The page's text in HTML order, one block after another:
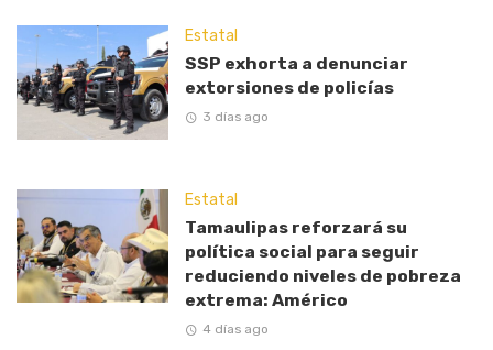
Estatal
SSP exhorta a denunciar
extorsiones de policías
3 días ago
Estatal
Tamaulipas reforzará su
política social para seguir
reduciendo niveles de pobreza
extrema: Américo
4 días ago